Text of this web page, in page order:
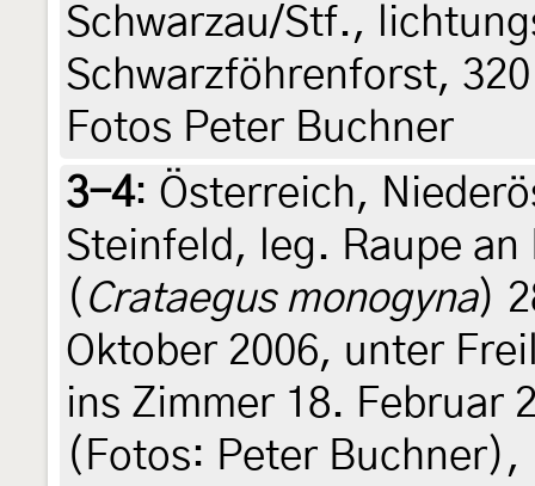
Schwarzau/Stf.,
Schwarzföhrenforst,
Fotos Peter Buchner
3-4: Österreich,
Steinfeld, leg. Raupe
( Crataegus monogyna)
Oktober 2006, unter
ins Zimmer 18. Februar
(Fotos: Peter